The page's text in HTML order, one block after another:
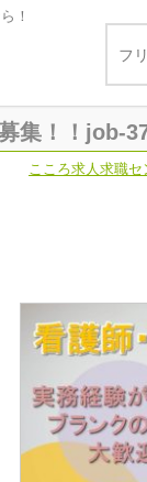
！
集！！job-
こころ求人求職セ